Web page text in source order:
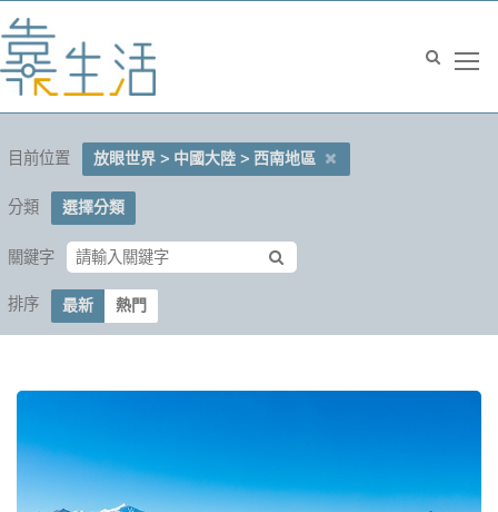
目前位置 放眼世界 > 中國大陸 > 西南地區
分類 選擇分類
關鍵字
排序 最新 熱門